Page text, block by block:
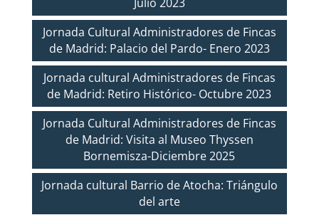
Julio 2023
Jornada Cultural Administradores de Fincas
de Madrid: Palacio del Pardo- Enero 2023
Jornada cultural Administradores de Fincas
de Madrid: Retiro Histórico- Octubre 2023
Jornada Cultural Administradores de Fincas
de Madrid: Visita al Museo Thyssen
Bornemisza-Diciembre 2025
Jornada cultural Barrio de Atocha: Triángulo
del arte